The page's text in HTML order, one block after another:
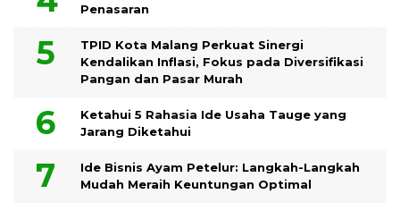
Penasaran
TPID Kota Malang Perkuat Sinergi
Kendalikan Inflasi, Fokus pada Diversifikasi
Pangan dan Pasar Murah
Ketahui 5 Rahasia Ide Usaha Tauge yang
Jarang Diketahui
Ide Bisnis Ayam Petelur: Langkah-Langkah
Mudah Meraih Keuntungan Optimal